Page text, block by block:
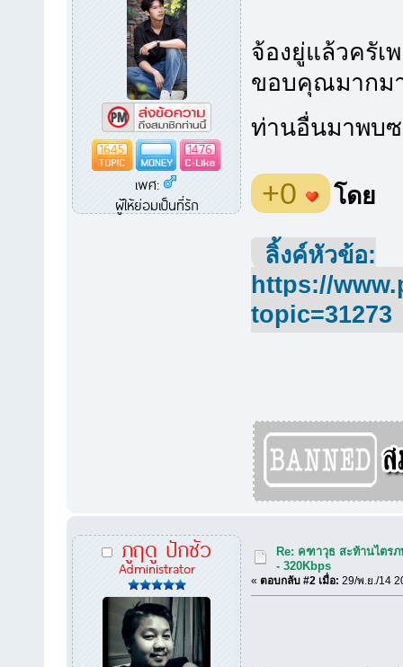
1645
1476
เพศ:
ผู้ให้ย่อมเป็นที่รัก
จ้องยู่แล้วครัเ
ขอบคุณมากม
ท่านอื่นมาพบ
+0 โดย
ลิ้งค์หัวข้อ:
https://
topic=31273
ภูฤดู ปักซัว
Administrator
Re: คฑาวุธ สะท้านไตร
- 320Kbps
« ตอบกลับ #2 เมื่อ: 29/พ.ย./14